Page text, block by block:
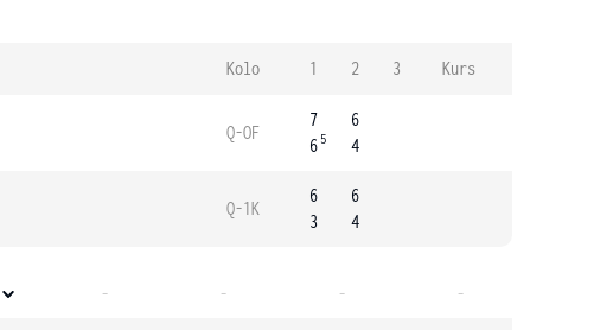
Kolo 1 2 3 Kurs
Q-OF
7
6 5
6
4
Q-1K
6
3
6
4
- - - -